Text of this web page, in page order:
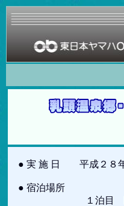
● 実 施 日 平成２８
● 宿泊場所
１泊目 田沢湖高